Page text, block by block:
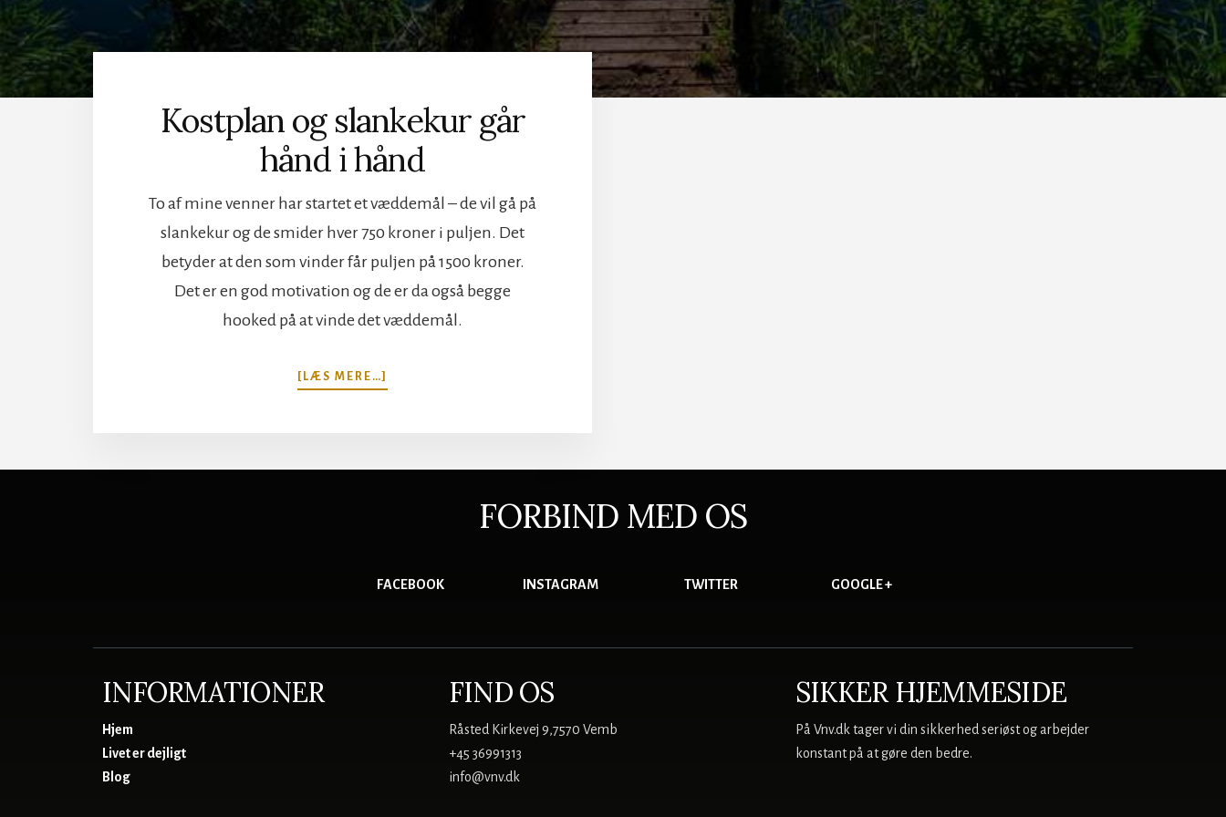
Kostplan og slankekur går
hånd i hånd
To af mine venner har startet et væddemål – de vil gå på
slankekur og de smider hver 750 kroner i puljen. Det
betyder at den som vinder får puljen på 1500 kroner.
Det er en god motivation og de er da også begge
hooked på at vinde det væddemål.
[LÆS MERE…]
KOSTPLAN
HÅND
FORBIND MED OS
FACEBOOK INSTAGRAM TWITTER GOOGLE +
INFORMATIONER
Hjem
Livet er dejligt
Blog
FIND OS
Råsted Kirkevej 9,7570 Vemb
+45 36991313
info@vnv.dk
SIKKER HJEMMESIDE
På Vnv.dk tager vi din sikkerhed seriøst og arbejder
konstant på at gøre den bedre.